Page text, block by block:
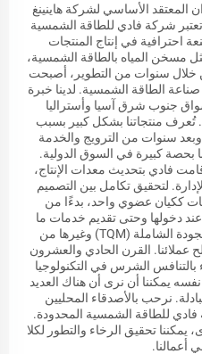
المعتقد الأساسي لشركة هاينينغ
شركة فادي للطاقة الشمسية
احترافية في إنتاج المنتجات
مسخن المياه بالطاقة الشمسية،
خلال سنوات من التطوير، أصبحت
الطاقة الشمسية. لدينا خبرة
جنوب شرق آسيا وأستراليا
تُعرف منتجاتنا بشكل كبير بسبب
سنوات من الترويج والخدمة
بحصة كبيرة في السوق الدولية.
قامت فادي بتحديث معدات الإنتاج،
لتحقيق تكامل بين التصميم
ككيان عضوي واحد، بدءًا من
دخولها وحتى تقديم خدمات ما
بعد البيع، قمنا بتبني نظام إدارة الجودة الشاملة (TQM) وغيرها من
القرن الحادي والعشرون
الشرس في التكنولوجيا
يمكننا أن نرى أن هناك العديد
نرحب بالأصدقاء المحليين
فادي للطاقة الشمسية المحدودة.
تحقيق الرخاء والتطور لكلا
أعمالنا.